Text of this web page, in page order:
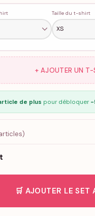
Taille du t-shirt
+ AJOUTER UN T-
de plus pour débloquer -
🛒 AJOUTER LE SET